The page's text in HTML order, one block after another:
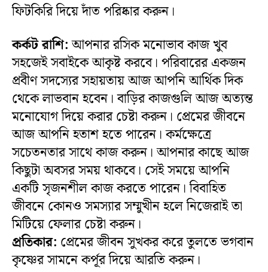
ফিটকিরি দিয়ে দাঁত পরিষ্কার করুন।
কর্কট রাশি:আপনার রসিক মনোভাব কাজ খুব
সহজেই সবাইকে আকৃষ্ট করবে। পরিবারের একজন
প্রবীণ সদস্যের সহায়তায় আজ আপনি আর্থিক দিক
থেকে লাভবান হবেন। বাড়ির কাজগুলি আজ অত্যন্ত
মনোযোগ দিয়ে করার চেষ্টা করুন। প্রেমের জীবনে
আজ আপনি হতাশ হতে পারেন। কর্মক্ষেত্রে
সচেতনতার সাথে কাজ করুন। আপনার কাছে আজ
কিছুটা অবসর সময় থাকবে। সেই সময়ে আপনি
একটি সৃজনশীল কাজ করতে পারেন। বিবাহিত
জীবনে কোনও সমস্যার সম্মুখীন হলে নিজেরাই তা
মিটিয়ে ফেলার চেষ্টা করুন।
প্রতিকার: প্রেমের জীবন সুখকর করে তুলতে ভগবান
কৃষ্ণের সামনে কর্পূর দিয়ে আরতি করুন।